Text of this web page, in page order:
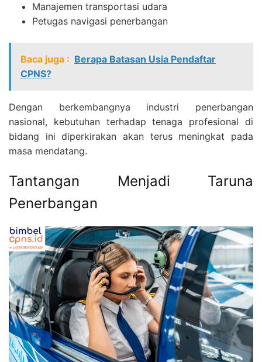
Manajemen transportasi udara
Petugas navigasi penerbangan
Baca juga : Berapa Batasan Usia Pendaftar
CPNS?
Dengan berkembangnya industri penerbangan
nasional, kebutuhan terhadap tenaga profesional di
bidang ini diperkirakan akan terus meningkat pada
masa mendatang.
Tantangan Menjadi Taruna
Penerbangan